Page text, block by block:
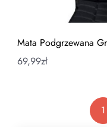
Mata Podgrzewana
69,99zł
1